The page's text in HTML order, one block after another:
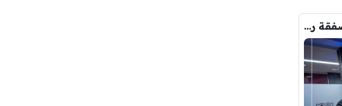
صورة .. هذا هو الشخص الذي حسم صفقة رودري الى برشلونة